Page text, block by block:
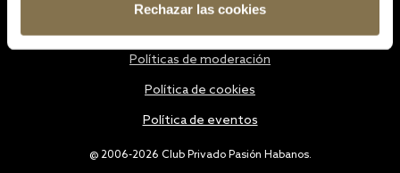
Rechazar las cookies
@ 2006-2026 Club Privado Pasión Habanos.
Políticas de moderación
Política de cookies
Política de eventos